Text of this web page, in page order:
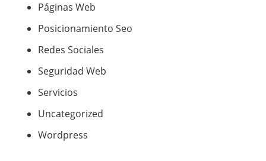
Páginas Web
Posicionamiento Seo
Redes Sociales
Seguridad Web
Servicios
Uncategorized
Wordpress